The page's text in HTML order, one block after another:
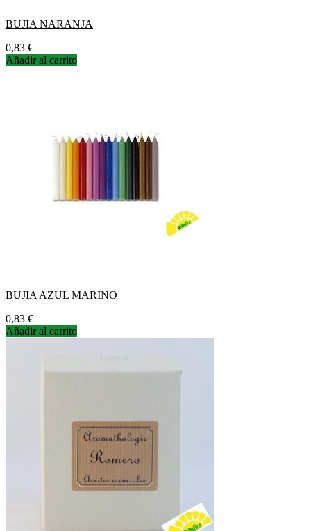
BUJIA NARANJA
Precio
0,83 €
Añadir al carrito
BUJIA AZUL MARINO
Precio
0,83 €
Añadir al carrito